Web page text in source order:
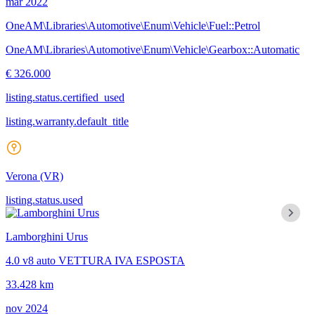
OneAM\Libraries\Automotive\Enum\Vehicle\Fuel::Petrol
OneAM\Libraries\Automotive\Enum\Vehicle\Gearbox::Automatic
€ 326.000
listing.status.certified_used
listing.warranty.default_title
Verona (VR)
listing.status.used
Lamborghini Urus
4.0 v8 auto VETTURA IVA ESPOSTA
33.428 km
nov 2024